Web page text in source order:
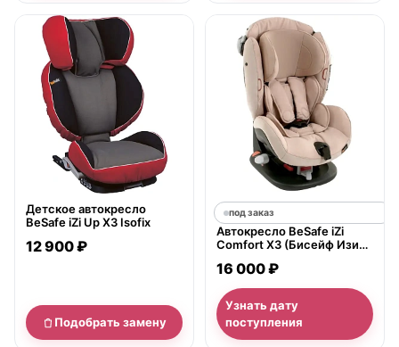
нет в продаже
Детское автокресло
BeSafe iZi Up X3 Isofix
12 900 ₽
Подобрать замену
под заказ
Автокресло BeSafe iZi
Comfort X3 (Бисейф Изи
16 000 ₽
Узнать дату
поступления